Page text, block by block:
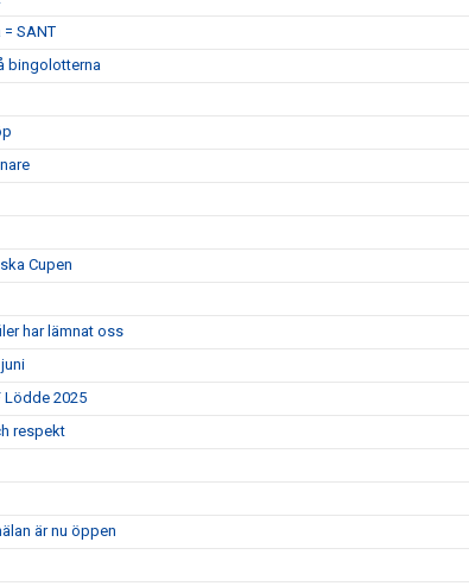
SANT
bingolotterna
Cupen
har lämnat oss
Lödde 2025
respekt
är nu öppen